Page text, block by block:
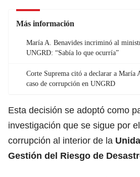
Más información
María A. Benavides incriminó al
UNGRD: “Sabía lo que ocurría”
Corte Suprema citó a declarar a María
caso de corrupción en UNGRD
Esta decisión se adoptó como
investigación que se sigue por
corrupción al interior de la
Gestión del Riesgo de